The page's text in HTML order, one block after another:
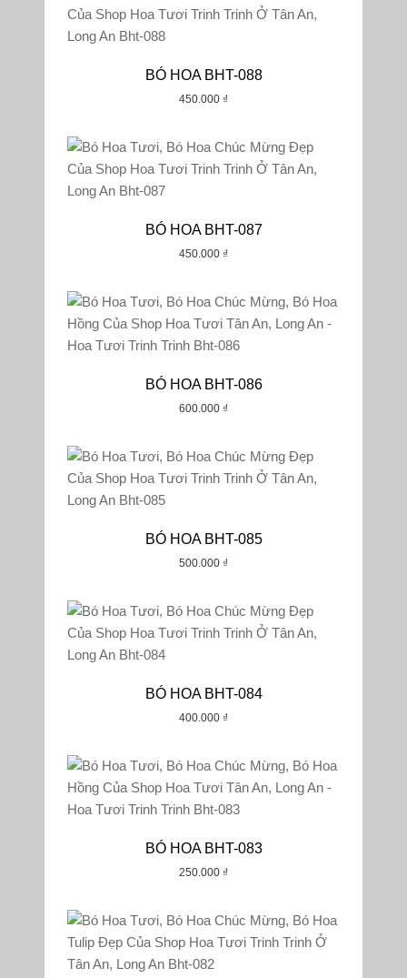
BÓ HOA BHT-088
450.000 ₫
BÓ HOA BHT-087
450.000 ₫
BÓ HOA BHT-086
600.000 ₫
BÓ HOA BHT-085
500.000 ₫
BÓ HOA BHT-084
400.000 ₫
BÓ HOA BHT-083
250.000 ₫